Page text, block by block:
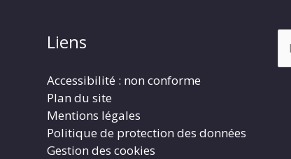
Liens
Accessibilité : non conforme
Plan du site
Mentions légales
Politique de protection des données
Gestion des cookies